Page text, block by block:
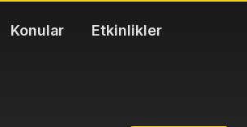
Konular Etkinlikler